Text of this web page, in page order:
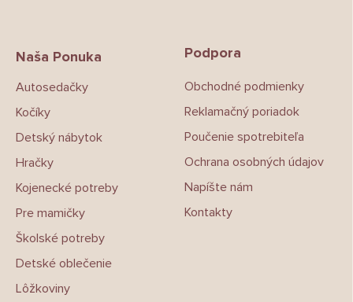
Naša Ponuka
Autosedačky
Kočíky
Detský nábytok
Hračky
Kojenecké potreby
Pre mamičky
Školské potreby
Detské oblečenie
Lôžkoviny
Podpora
Obchodné podmienky
Reklamačný poriadok
Poučenie spotrebiteľa
Ochrana osobných údajov
Napíšte nám
Kontakty